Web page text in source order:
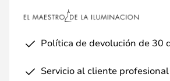
Política de devolución de 30
Servicio al cliente profesional